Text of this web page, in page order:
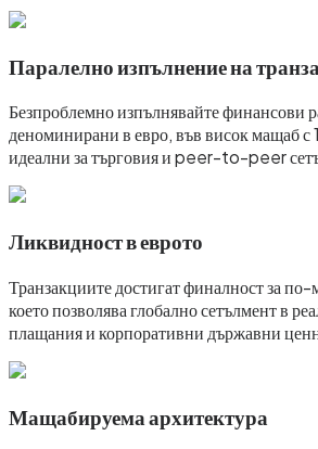
Паралелно изпълнение на
Безпроблемно изпълнявайте финансови
деноминирани в евро, във висок мащаб
идеални за търговия и peer-to-peer
Ликвидност в еврото
Транзакциите достигат финалност за по-
което позволява глобално сетълмент в
плащания и корпоративни държавни
Мащабируема архитектура